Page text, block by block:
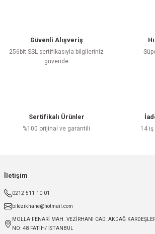
Güvenli Alışveriş
256bit SSL sertifikasıyla bilgileriniz
güvende
Sertifikalı Ürünler
%100 orijinal ve garantili 14
İletişim
0212 511 10 01
bilezikhane@hotmail.com
MOLLA FENARİ MAH. VEZİRHANI CAD. AKDAĞ
NO: 48 FATİH/ İSTANBUL